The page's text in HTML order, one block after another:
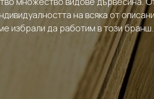
на всяка от
избрали да работим в този бранш.